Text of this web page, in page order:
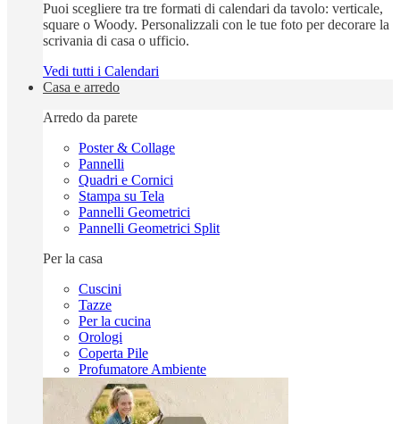
Puoi scegliere tra tre formati di calendari da tavolo: verticale,
square o Woody. Personalizzali con le tue foto per decorare la
scrivania di casa o ufficio.
Vedi tutti i Calendari
Casa e arredo
Arredo da parete
Poster & Collage
Pannelli
Quadri e Cornici
Stampa su Tela
Pannelli Geometrici
Pannelli Geometrici Split
Per la casa
Cuscini
Tazze
Per la cucina
Orologi
Coperta Pile
Profumatore Ambiente